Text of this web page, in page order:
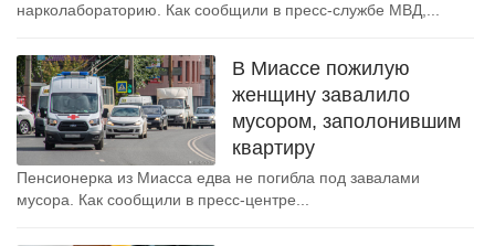
нарколабораторию. Как сообщили в пресс-службе МВД,...
В Миассе пожилую
женщину завалило
мусором, заполонившим
квартиру
Пенсионерка из Миасса едва не погибла под завалами
мусора. Как сообщили в пресс-центре...